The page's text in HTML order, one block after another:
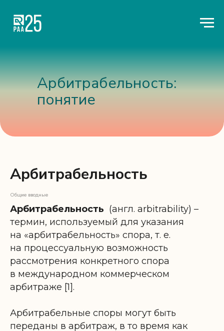
Арбитрабельность:
понятие
Арбитрабельность
Общие вводные
Арбитрабельность (англ. arbitrability) –
термин, используемый для указания
на «арбитрабельность» спора, т. е.
на процессуальную возможность
рассмотрения конкретного спора
в международном коммерческом
арбитраже [1].
Арбитрабельные споры могут быть
переданы в арбитраж, в то время как